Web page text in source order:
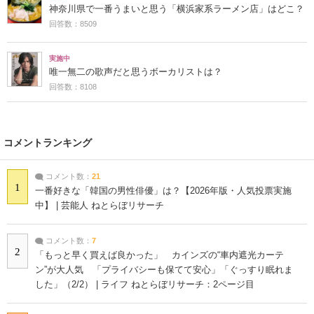
神奈川県で一番うまいと思う「横浜家系ラーメン店」はどこ？
回答数：8509
実施中
唯一無二の歌声だと思うボーカリストは？
回答数：8108
コメントランキング
1
コメント数： 21
一番好きな「韓国の男性俳優」は？【2026年版・人気投票実施
中】 | 芸能人 ねとらぼリサーチ
2
コメント数： 7
「もっと早く買えば良かった」 カインズの“車内遮光カーテ
ン”が大人気 「プライバシーも保てて安心」「ぐっすり眠れま
した」（2/2） | ライフ ねとらぼリサーチ：2ページ目